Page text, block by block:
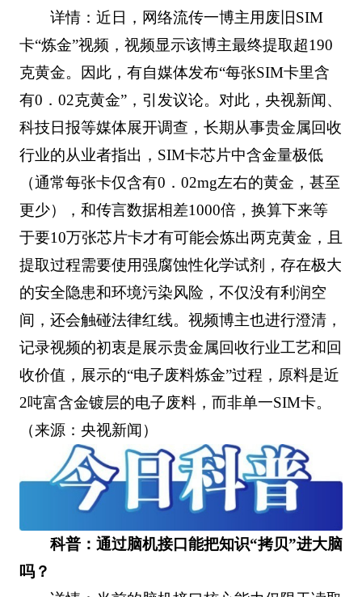
详情：近日，网络流传一博主用废旧SIM
卡“炼金”视频，视频显示该博主最终提取超190
克黄金。因此，有自媒体发布“每张SIM卡里含
有0．02克黄金”，引发议论。对此，央视新闻、
科技日报等媒体展开调查，长期从事贵金属回收
行业的从业者指出，SIM卡芯片中含金量极低
（通常每张卡仅含有0．02mg左右的黄金，甚至
更少），和传言数据相差1000倍，换算下来等
于要10万张芯片卡才有可能会炼出两克黄金，且
提取过程需要使用强腐蚀性化学试剂，存在极大
的安全隐患和环境污染风险，不仅没有利润空
间，还会触碰法律红线。视频博主也进行澄清，
记录视频的初衷是展示贵金属回收行业工艺和回
收价值，展示的“电子废料炼金”过程，原料是近
2吨富含金镀层的电子废料，而非单一SIM卡。
（来源：央视新闻）
科普：通过脑机接口能把知识“拷贝”进大脑
吗？